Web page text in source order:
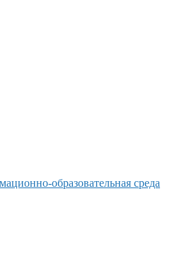
образовательная среда